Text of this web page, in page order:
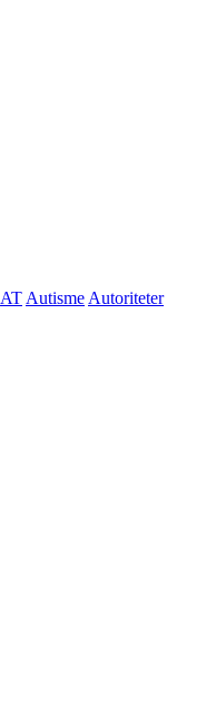
AT Autisme Autoriteter